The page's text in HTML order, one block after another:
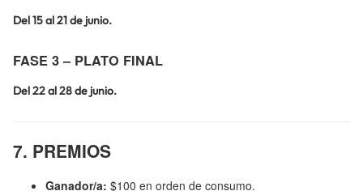
Del 15 al 21 de junio.
FASE 3 – PLATO FINAL
Del 22 al 28 de junio.
7. PREMIOS
Ganador/a: $100 en orden de consumo.